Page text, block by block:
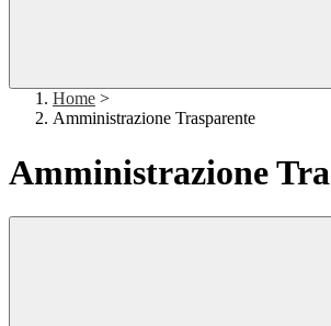
Home >
Amministrazione Trasparente
Amministrazione